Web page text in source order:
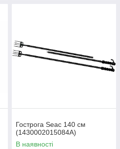
Гострога Seac 140 см
(1430002015084A)
В наявності